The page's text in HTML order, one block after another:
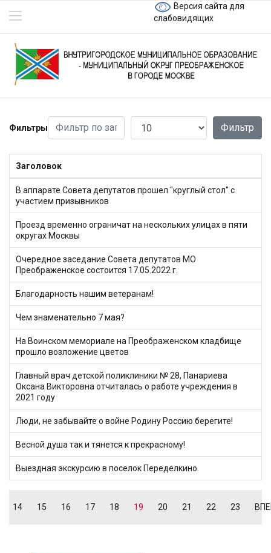
Версия сайта для
слабовидящих
Фильтры
Фильтр по заголовку
Фильтр
Заголовок
В аппарате Совета депутатов прошел "круглый стол" с
участием призывников
Проезд временно ограничат на нескольких улицах в пяти
округах Москвы
Очередное заседание Совета депутатов МО
Преображенское состоится 17.05.2022 г.
Благодарность нашим ветеранам!
Чем знаменательно 7 мая?
На Воинском мемориале на Преображенском кладбище
прошло возложение цветов
Главный врач детской поликлиники № 28, Панариева
Оксана Викторовна отчиталась о работе учреждения в
2021 году
Люди, не забывайте о войне Родину Россию берегите!
Весной душа так и тянется к прекрасному!
Выездная экскурсию в поселок Переделкино.
14 15 16 17 18 19 20 21 22 23